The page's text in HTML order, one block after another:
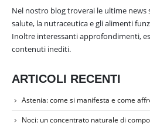
Nel nostro blog troverai le ultime news
salute, la nutraceutica e gli alimenti
Inoltre interessanti approfondimenti,
contenuti inediti.
ARTICOLI RECENTI
Astenia: come si manifesta e come
Noci: un concentrato naturale di